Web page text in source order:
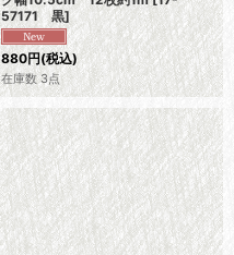
57171 黒]
880円(税込)
在庫数 3点